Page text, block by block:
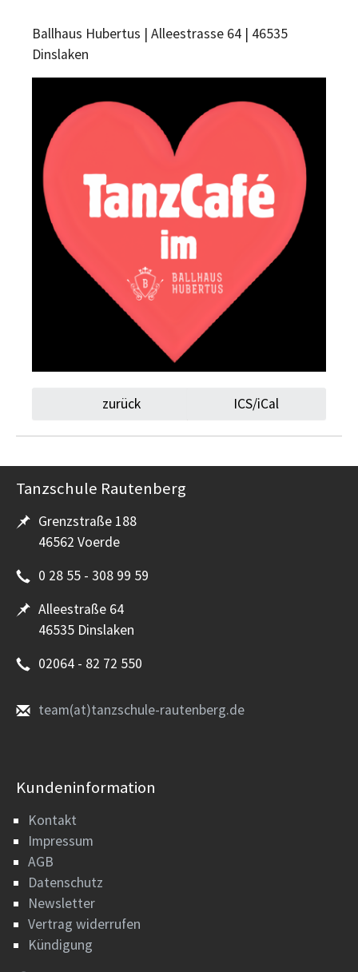
Ballhaus Hubertus | Alleestrasse 64 | 46535
Dinslaken
zurück ICS/iCal
Tanzschule Rautenberg
Grenzstraße 188
46562 Voerde
0 28 55 - 308 99 59
Alleestraße 64
46535 Dinslaken
02064 - 82 72 550
team(at)tanzschule-rautenberg.de
Kundeninformation
Kontakt
Impressum
AGB
Datenschutz
Newsletter
Vertrag widerrufen
Kündigung